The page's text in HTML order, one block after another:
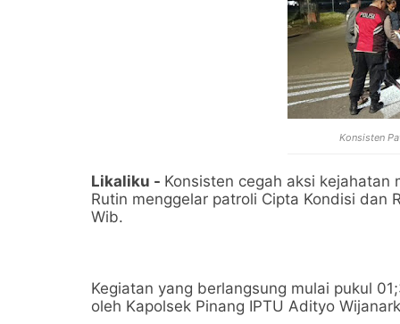
Konsisten
Likaliku - Konsisten cegah aksi kejahatan
Rutin menggelar patroli Cipta Kondisi dan
Wib.
Kegiatan yang berlangsung mulai pukul
oleh Kapolsek Pinang IPTU Adityo